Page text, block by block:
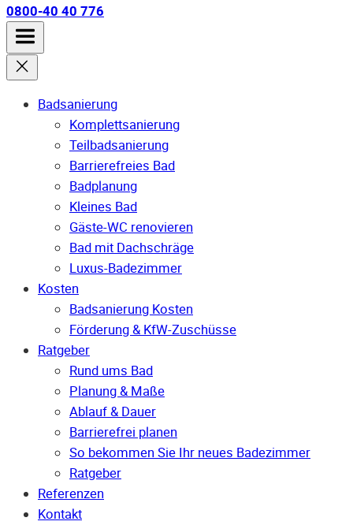
0800-40 40 776
Badsanierung
Komplettsanierung
Teilbadsanierung
Barrierefreies Bad
Badplanung
Kleines Bad
Gäste-WC renovieren
Bad mit Dachschräge
Luxus-Badezimmer
Kosten
Badsanierung Kosten
Förderung & KfW-Zuschüsse
Ratgeber
Rund ums Bad
Planung & Maße
Ablauf & Dauer
Barrierefrei planen
So bekommen Sie Ihr neues Badezimmer
Ratgeber
Referenzen
Kontakt